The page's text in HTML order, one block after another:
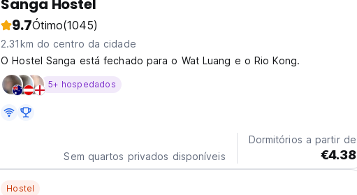
Sanga Hostel
9.7Ótimo(1045)
2.31km do centro da cidade
O Hostel Sanga está fechado para o Wat Luang e o Rio Kong.
5+ hospedados
Sem quartos privados disponíveis
Dormitórios a partir de
€4.38
Hostel